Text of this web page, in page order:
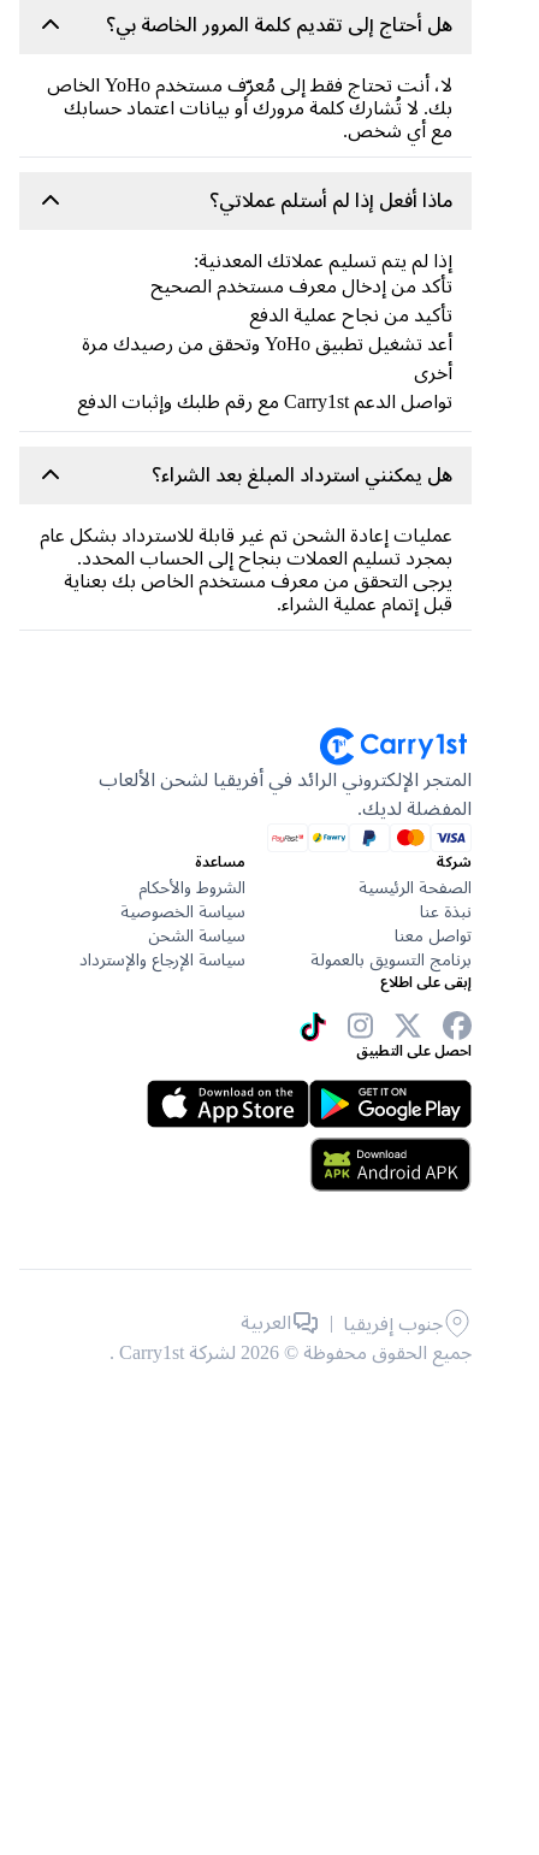
هل أحتاج إلى تقديم كلمة المرور الخاصة بي؟
لا، أنت تحتاج فقط إلى مُعرّف مستخدم YoHo الخاص
بك. لا تُشارك كلمة مرورك أو بيانات اعتماد حسابك
مع أي شخص.
ماذا أفعل إذا لم أستلم عملاتي؟
إذا لم يتم تسليم عملاتك المعدنية:
تأكد من إدخال معرف مستخدم الصحيح
تأكيد من نجاح عملية الدفع
أعد تشغيل تطبيق YoHo وتحقق من رصيدك مرة
تواصل الدعم Carry1st مع رقم طلبك وإثبات الدفع
هل يمكنني استرداد المبلغ بعد الشراء؟
عمليات إعادة الشحن تم غير قابلة للاسترداد بشكل عام
بمجرد تسليم العملات بنجاح إلى الحساب المحدد.
يرجى التحقق من معرف مستخدم الخاص بك بعناية
قبل إتمام عملية الشراء.
المتجر الإلكتروني الرائد في أفريقيا لشحن الألعاب
المفضلة لديك.
الصفحة الرئيسية
نبذة عنا
تواصل معنا
برنامج التسويق بالعمولة
مساعدة
الشروط والأحكام
سياسة الخصوصية
سياسة الشحن
سياسة الإرجاع والإسترداد
إبقى على اطلاع
احصل على التطبيق
جميع الحقوق محفوظة © 2026 لشركة Carry1st .
جنوب إفريقيا العربية